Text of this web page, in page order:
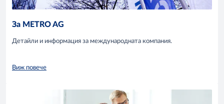
За METRO AG
Детайли и информация за международната компания.
Виж повече